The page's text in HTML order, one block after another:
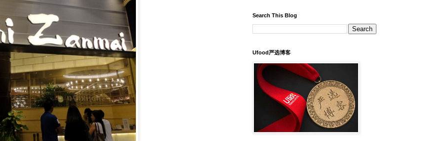
Search This Blog
Ufood严选博客